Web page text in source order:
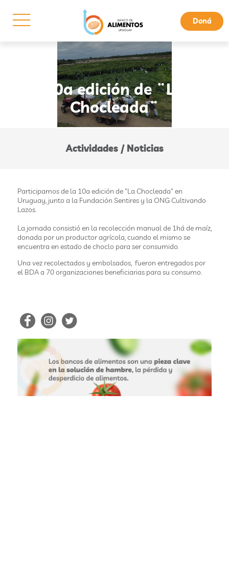
Doná
10a edición de ¨La
Chocleada¨
Actividades / Noticias
Participamos de la 10a edición de "La Chocleada" en
Uruguay, junto a la Fundación Sentires y la ONG Cultivando
Lazos.
La jornada consistió en la recolección manual de 1há de maíz,
donada por un productor agrícola, cuando el mismo se
encuentra en estado de choclo para ser consumido.
Una vez recolectados y embolsados, fueron entregados por
el BDA a 70 organizaciones beneficiarias para su consumo.